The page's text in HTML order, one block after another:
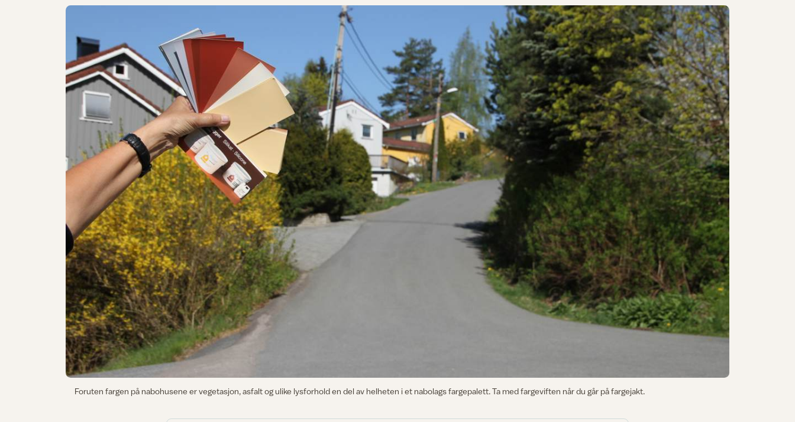
Foruten fargen på nabohusene er vegetasjon, asfalt og ulike lysforhold en del av helheten i et nabolags fargepalett. Ta med fargeviften når du går på fargejakt.